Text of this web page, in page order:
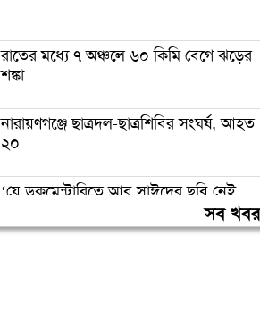
রাতের মধ্যে ৭ অঞ্চলে ৬০ কিমি বেগে ঝড়ের
শঙ্কা
নারায়ণগঞ্জে ছাত্রদল-ছাত্রশিবির সংঘর্ষ, আহত
২০
‘যে ডকুমেন্টারিতে আবু সাঈদের ছবি নেই,
সব